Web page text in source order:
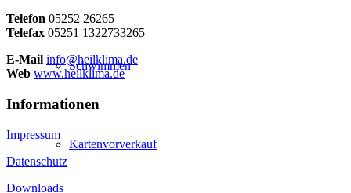
Schwimmen
Kartenvorverkauf
Telefon 05252 26265
Telefax 05251 1322733265
E-Mail info@heilklima.de
Web www.heilklima.de
Informationen
Impressum
Datenschutz
Downloads